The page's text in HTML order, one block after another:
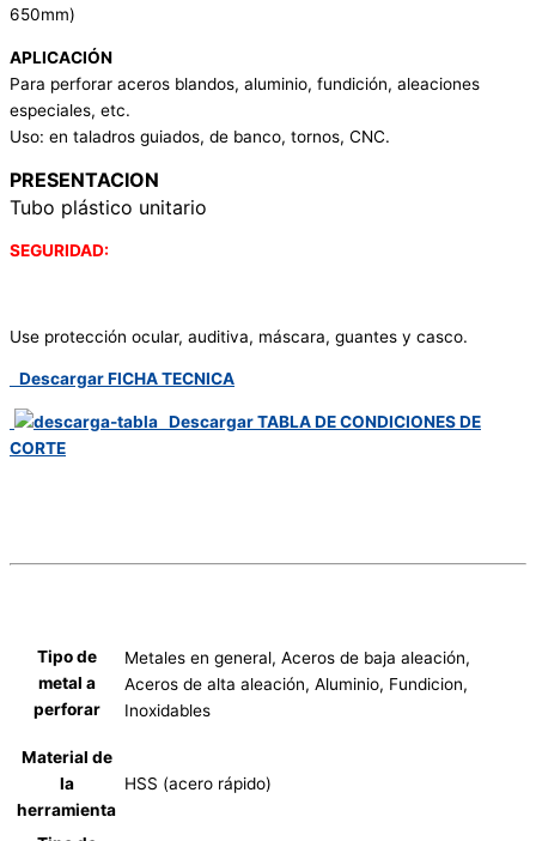
650mm)
APLICACIÓN
Para perforar aceros blandos, aluminio, fundición, aleaciones
especiales, etc.
Uso: en taladros guiados, de banco, tornos, CNC.
PRESENTACION
Tubo plástico unitario
SEGURIDAD:
Use protección ocular, auditiva, máscara, guantes y casco.
Descargar FICHA TECNICA
Descargar TABLA DE CONDICIONES DE
CORTE
Tipo de
metal a
perforar
Metales en general, Aceros de baja aleación,
Aceros de alta aleación, Aluminio, Fundicion,
Inoxidables
Material de
la
herramienta
HSS (acero rápido)